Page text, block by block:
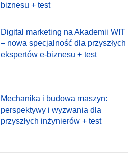
biznesu + test
Digital marketing na Akademii WIT
– nowa specjalność dla przyszłych
ekspertów e-biznesu + test
Mechanika i budowa maszyn:
perspektywy i wyzwania dla
przyszłych inżynierów + test